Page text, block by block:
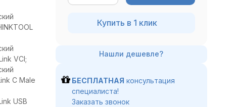
VCI;
C Male
USB
Купить в 1 клик
БЕСПЛАТНАЯ консультация
специалиста!
Заказать звонок